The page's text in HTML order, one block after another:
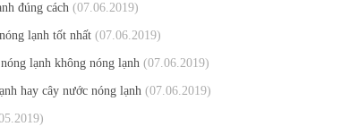
đúng cách (07.06.2019)
lạnh tốt nhất (07.06.2019)
lạnh không nóng lạnh (07.06.2019)
hay cây nước nóng lạnh (07.06.2019)